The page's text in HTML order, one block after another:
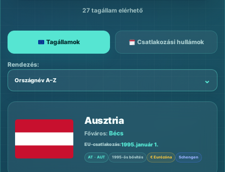
27 tagállam elérhető
Tagállamok Csatlakozási hullámok
Rendezés:
Országnév A–Z ⌄
Ausztria
Főváros: Bécs
EU-csatlakozás 1995. január 1.
AT · AUT 1995-ös bővítés € Eurózóna Schengen